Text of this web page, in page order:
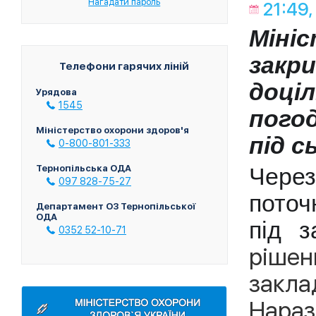
Телефони гарячих ліній
Урядова
1545
Міністерство охорони здоров'я
0-800-801-333
Тернопільська ОДА
097 828-75-27
Департамент ОЗ Тернопільської
ОДА
0352 52-10-71
під
під